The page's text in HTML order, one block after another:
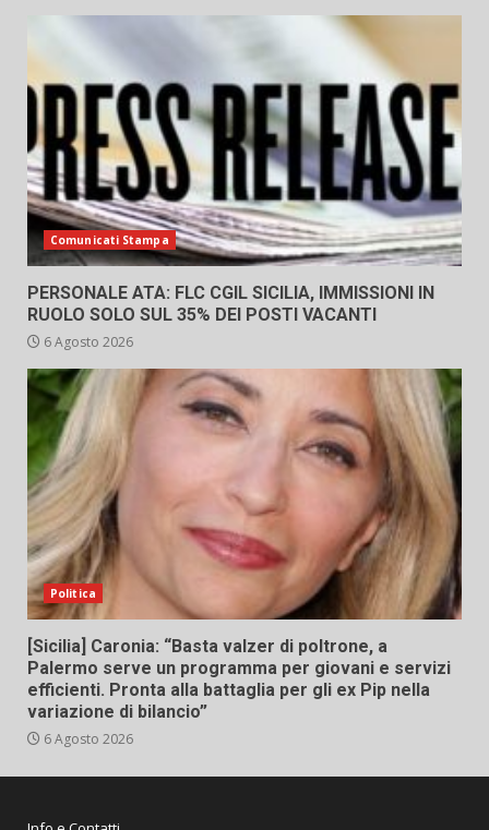
Comunicati Stampa
PERSONALE ATA: FLC CGIL SICILIA, IMMISSIONI IN
RUOLO SOLO SUL 35% DEI POSTI VACANTI
6 Agosto 2026
Politica
[Sicilia] Caronia: “Basta valzer di poltrone, a
Palermo serve un programma per giovani e servizi
efficienti. Pronta alla battaglia per gli ex Pip nella
variazione di bilancio”
6 Agosto 2026